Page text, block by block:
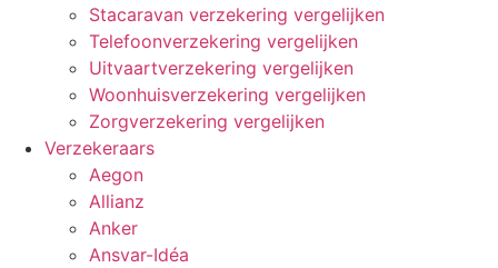
Stacaravan verzekering vergelijken
Telefoonverzekering vergelijken
Uitvaartverzekering vergelijken
Woonhuisverzekering vergelijken
Zorgverzekering vergelijken
Verzekeraars
Aegon
Allianz
Anker
Ansvar-Idéa